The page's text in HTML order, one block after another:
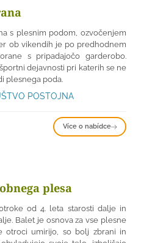
s plesnim podom, ozvočenjem
ob vikendih je po predhodnem
s pripadajočo garderobo.
dejavnosti pri katerih se ne
plesnega poda.
POSTOJNA
Více o nabídce
plesa
od 4. leta starosti dalje in
Balet je osnova za vse plesne
otroci umirijo, so bolj zbrani in